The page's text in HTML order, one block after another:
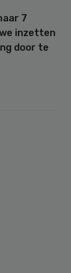
7
inzetten
door te